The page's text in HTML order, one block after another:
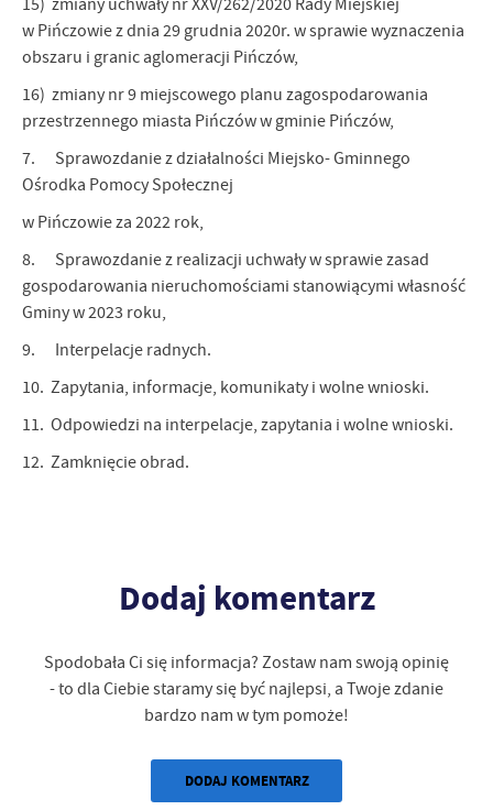
15) zmiany uchwały nr XXV/262/2020 Rady Miejskiej
w Pińczowie z dnia 29 grudnia 2020r. w sprawie wyznaczenia
obszaru i granic aglomeracji Pińczów,
16) zmiany nr 9 miejscowego planu zagospodarowania
przestrzennego miasta Pińczów w gminie Pińczów,
7. Sprawozdanie z działalności Miejsko- Gminnego
Ośrodka Pomocy Społecznej
w Pińczowie za 2022 rok,
8. Sprawozdanie z realizacji uchwały w sprawie zasad
gospodarowania nieruchomościami stanowiącymi własność
Gminy w 2023 roku,
9. Interpelacje radnych.
10. Zapytania, informacje, komunikaty i wolne wnioski.
11. Odpowiedzi na interpelacje, zapytania i wolne wnioski.
12. Zamknięcie obrad.
Dodaj komentarz
Spodobała Ci się informacja? Zostaw nam swoją opinię
- to dla Ciebie staramy się być najlepsi, a Twoje zdanie
bardzo nam w tym pomoże!
DODAJ KOMENTARZ